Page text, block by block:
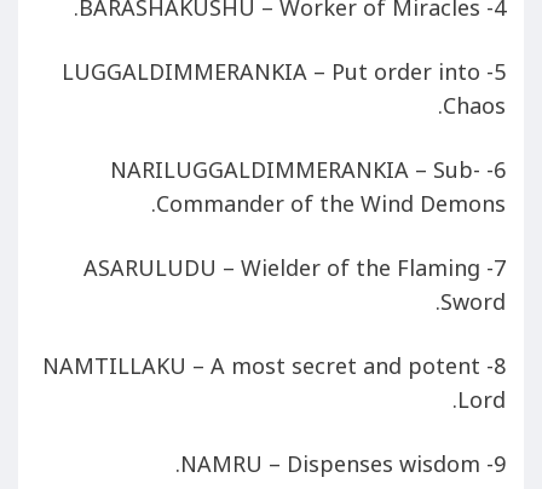
5- LUGGALDIMMERANKIA – Put order into
Chaos.
6- NARILUGGALDIMMERANKIA – Sub-
Commander of the Wind Demons.
7- ASARULUDU – Wielder of the Flaming
Sword.
8- NAMTILLAKU – A most secret and potent
Lord.
9- NAMRU – Dispenses wisdom.